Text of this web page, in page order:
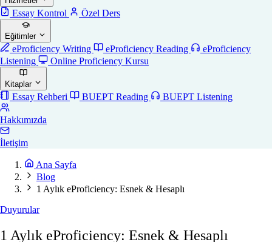
Essay Kontrol Özel Ders
Eğitimler
eProficiency Writing eProficiency Reading
eProficiency
Listening
Online Proficiency Kursu
Kitaplar
Essay Rehberi BUEPT Reading BUEPT Listening
Hakkımızda
İletişim
Ana Sayfa
Blog
1 Aylık eProficiency: Esnek & Hesaplı
Duyurular
1 Aylık eProficiency: Esnek & Hesaplı